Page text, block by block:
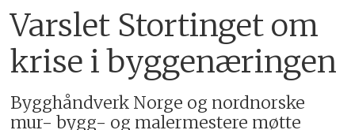
Varslet Stortinget om
krise i byggenæringen
Bygghåndverk Norge og nordnorske
mur- bygg- og malermestere møtte